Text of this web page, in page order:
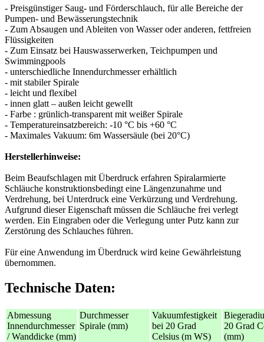
- Preisgünstiger Saug- und Förderschlauch, für alle Bereiche der
Pumpen- und Bewässerungstechnik
- Zum Absaugen und Ableiten von Wasser oder anderen, fettfreien
Flüssigkeiten
- Zum Einsatz bei Hauswasserwerken, Teichpumpen und
Swimmingpools
- unterschiedliche Innendurchmesser erhältlich
- mit stabiler Spirale
- leicht und flexibel
- innen glatt – außen leicht gewellt
- Farbe : grünlich-transparent mit weißer Spirale
- Temperatureinsatzbereich: -10 °C bis +60 °C
- Maximales Vakuum: 6m Wassersäule (bei 20°C)
Herstellerhinweise:
Beim Beaufschlagen mit Überdruck erfahren Spiralarmierte
Schläuche konstruktionsbedingt eine Längenzunahme und
Verdrehung, bei Unterdruck eine Verkürzung und Verdrehung.
Aufgrund dieser Eigenschaft müssen die Schläuche frei verlegt
werden. Ein Eingraben oder die Verlegung unter Putz kann zur
Zerstörung des Schlauches führen.
Für eine Anwendung im Überdruck wird keine Gewährleistung
übernommen.
Technische Daten:
Abmessung
Innendurchmesser
/ Wanddicke (mm)
Durchmesser
Spirale (mm)
Vakuumfestigkeit
bei 20 Grad
Celsius (m WS)
20 Grad
(mm)